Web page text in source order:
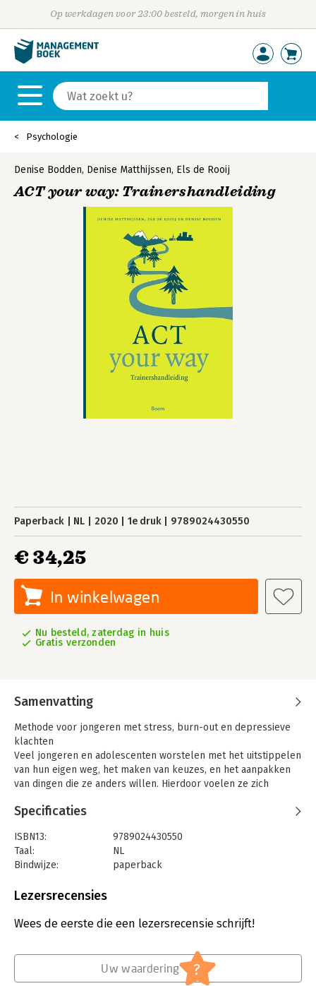
Op werkdagen voor 23:00 besteld, morgen in huis
Psychologie
Denise Bodden, Denise Matthijssen, Els de Rooij
ACT your way: Trainershandleiding
Paperback NL 2020 1e druk 9789024430550
€ 34,25
In winkelwagen
Nu besteld, zaterdag in huis
Gratis verzonden
Samenvatting
Methode voor jongeren met stress, burn-out en depressieve
klachten
Veel jongeren en adolescenten worstelen met het uitstippelen
van hun eigen weg, het maken van keuzes, en het aanpakken
van dingen die ze anders willen. Hierdoor voelen ze zich
toenemend aantal jongeren heeft last van stress, burn-out en
voor jongeren tussen 15-25 jaar die vastlopen en moeite
hebben hun eigen weg te bepalen. De basis van deze methode
wordt gevormd door technieken uit de Acceptance and
Deze trainershandleiding hoort bij het werkboek ACT your way,
deze is bedoeld voor therapeuten die zich in de methodiek
willen bekwamen en individuen of groepen willen begeleiden
met 'ACT your way'. Naast achtergrondinformatie over de
Specificaties
ISBN13:
9789024430550
Taal:
NL
Bindwijze:
paperback
Uitgever:
Verschijningsdatum:
12-6-2020
Lezersrecensies
Wees de eerste die een lezersrecensie schrijft!
Uw waardering ?